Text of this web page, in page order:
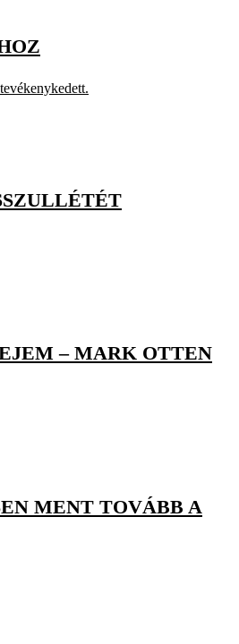
– MARK OTTEN
MENT TOVÁBB A